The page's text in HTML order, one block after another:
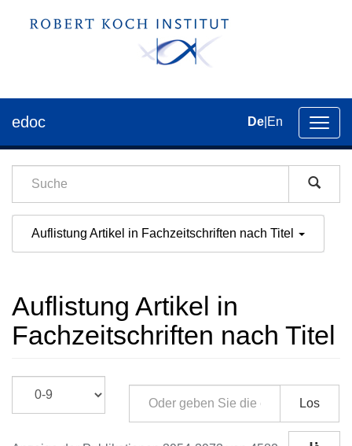
der
edoc De En
Auflistung Artikel in Fachzeitschriften nach Titel
Auflistung Artikel in
Fachzeitschriften nach Titel
Los